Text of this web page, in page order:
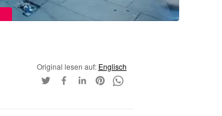
Original lesen auf: Englisch